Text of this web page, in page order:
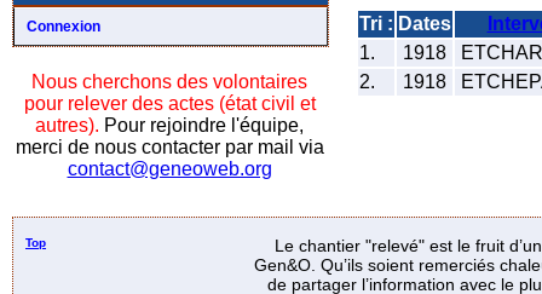
Connexion
Nous cherchons des volontaires
pour relever des actes (état civil et
autres). Pour rejoindre l'équipe,
merci de nous contacter par mail via
contact@geneoweb.org
Tri : Dates
1.
1918
2.
1918
Top
Le chantier "relevé" est le fruit
Gen&O. Qu’ils soient remerciés
de partager l’information avec le